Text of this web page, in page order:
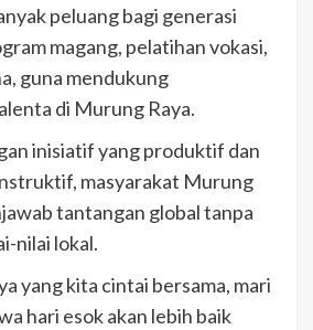
peluang bagi generasi
magang, pelatihan vokasi,
guna mendukung
di Murung Raya.
inisiatif yang produktif dan
masyarakat Murung
tantangan global tanpa
nilai lokal.
yang kita cintai bersama, mari
hari esok akan lebih baik